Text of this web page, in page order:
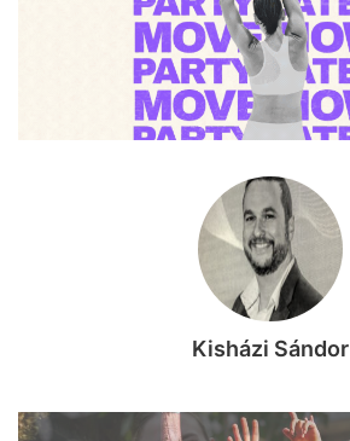
Kisházi Sándor